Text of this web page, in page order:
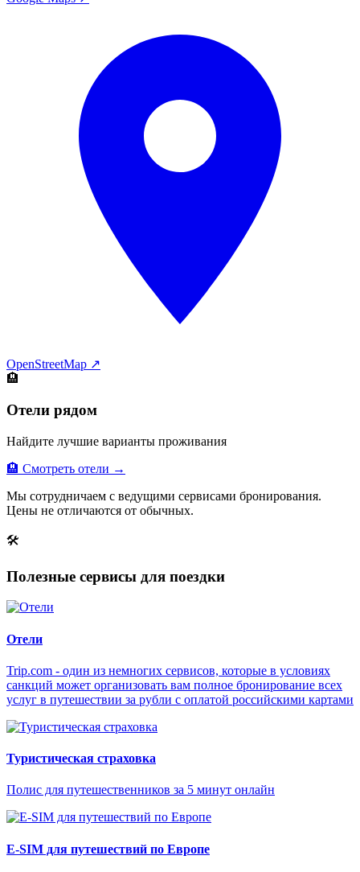
OpenStreetMap ↗
🏨
Отели рядом
Найдите лучшие варианты проживания
🏨 Смотреть отели →
Мы сотрудничаем с ведущими сервисами бронирования.
Цены не отличаются от обычных.
🛠
Полезные сервисы для поездки
Отели
Trip.com - один из немногих сервисов, которые в условиях
санкций может организовать вам полное бронирование всех
услуг в путешествии за рубли с оплатой российскими картами
Туристическая страховка
Полис для путешественников за 5 минут онлайн
E-SIM для путешествий по Европе